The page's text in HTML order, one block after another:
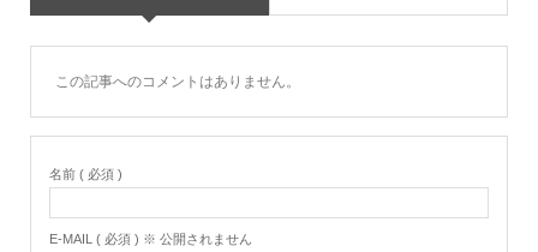
この記事へのコメントはありません。
名前 ( 必須 )
E-MAIL ( 必須 ) ※ 公開されません